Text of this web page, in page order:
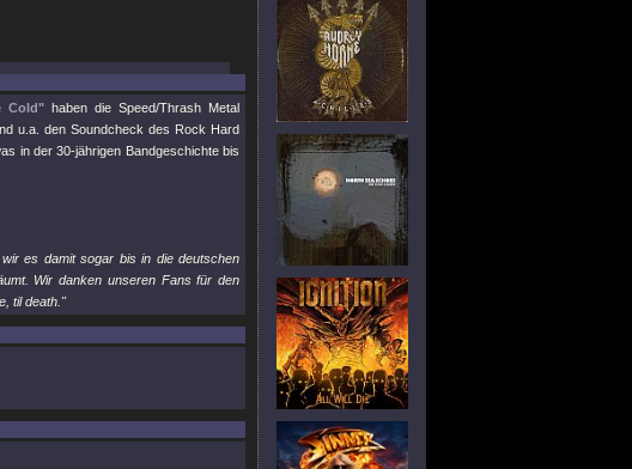
Cold" haben die Speed/Thrash Metal
u.a. den Soundcheck des Rock Hard
in der 30-jährigen Bandgeschichte bis
es damit sogar bis in die deutschen
Wir danken unseren Fans für den
til death."